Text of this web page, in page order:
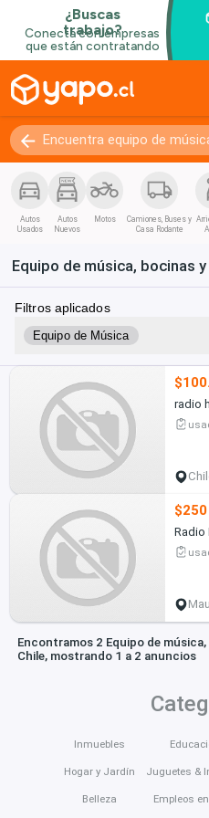
Autos
Usados
Autos
Nuevos
Motos
Camiones, Buses y
Casa Rodante
Equipo de música, bocinas
Filtros aplicados
Equipo de Música
radio
$250
Radio
Encontramos 2 Equipo de
Chile, mostrando 1 a 2 anuncios
Inmuebles
Hogar y Jardín
Belleza
Juguetes &
Empleos